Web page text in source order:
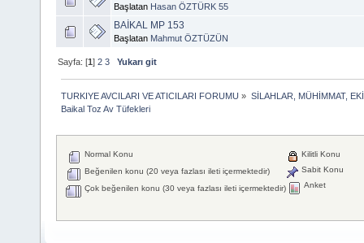
Başlatan Hasan ÖZTÜRK 55
BAİKAL MP 153
Başlatan Mahmut ÖZTÜZÜN
Sayfa: [1]2 3 Yukarı git
TURKIYE AVCILARI VE ATICILARI FORUMU » SİLAHLAR, MÜHİMMAT,
Baikal Toz Av Tüfekleri
Normal Konu
Beğenilen konu (20 veya fazlası ileti içermektedir)
Çok beğenilen konu (30 veya fazlası ileti içermektedir)
Kilitli Konu
Sabit Konu
Anket